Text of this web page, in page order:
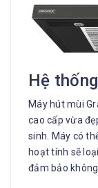
Hệ
Máy hút mùi
cao cấp vừa
sinh. Máy có
hoạt tính sẽ
đảm bảo